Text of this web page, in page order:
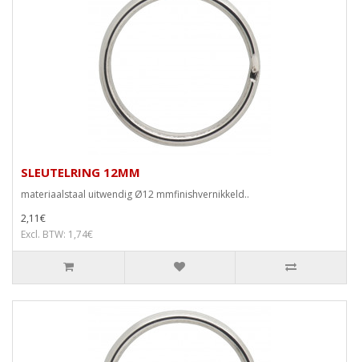
SLEUTELRING 12MM
materiaalstaal uitwendig Ø12 mmfinishvernikkeld..
2,11€
Excl. BTW: 1,74€